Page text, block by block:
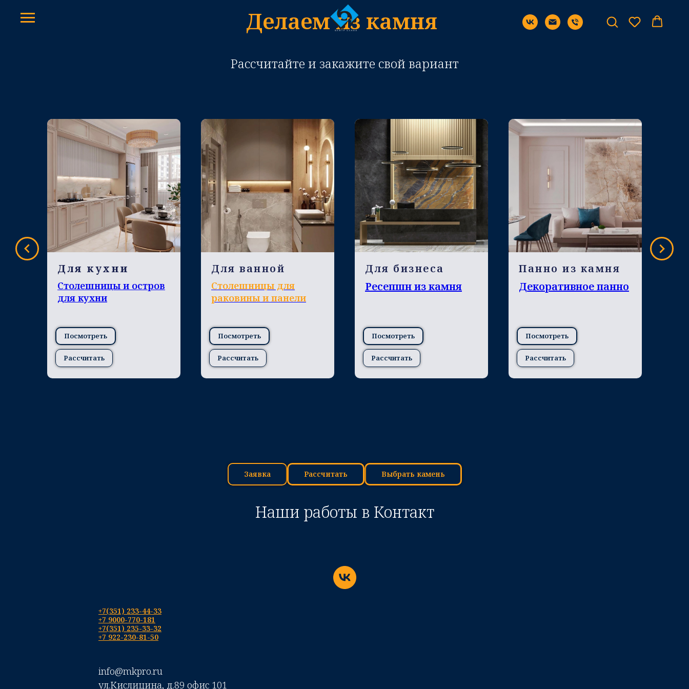
Делаем из камня
Рассчитайте и закажите свой вариант
Для кухни
Столешницы и остров
для кухни
Посмотреть
Рассчитать
Для ванной
Столешницы для
раковины и панели
Посмотреть
Рассчитать
Для бизнеса
Ресепшн из камня
Посмотреть
Рассчитать
Панно из камня
Декоративное панно
Посмотреть
Рассчитать
Заявка Рассчитать Выбрать камень
Наши работы в Контакт
+7(351) 233-44-33
+7 9000-770-181
+7(351) 235-33-32
+7 922-230-81-50
info@mkpro.ru
ул.Кислицина, д.89 офис 101